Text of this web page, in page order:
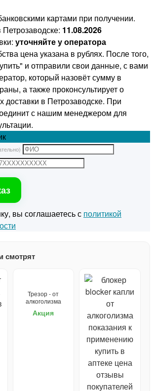
картами при получении.
11.08.2026
уточняйте у оператора
цена указана в рублях. После того,
и отправили свои данные, с вами
который назовёт сумму в
а также проконсультирует о
доставки в Петрозаводске. При
с нашим менеджером для
вы соглашаетесь с политикой
смотрят
Трезор - от
алкоголизма
Акция